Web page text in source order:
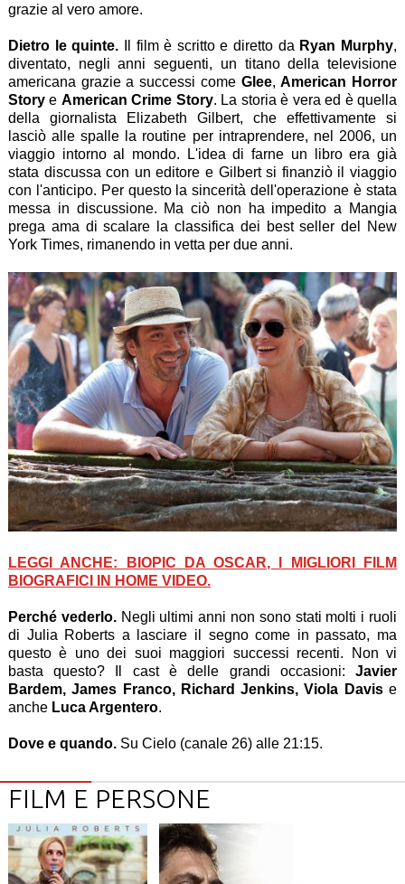
grazie al vero amore.
Dietro le quinte. Il film è scritto e diretto da Ryan Murphy,
diventato, negli anni seguenti, un titano della televisione
americana grazie a successi come Glee,American Horror
Storye American Crime Story. La storia è vera ed è quella
della giornalista Elizabeth Gilbert, che effettivamente si
lasciò alle spalle la routine per intraprendere, nel 2006, un
viaggio intorno al mondo. L'idea di farne un libro era già
stata discussa con un editore e Gilbert si finanziò il viaggio
con l'anticipo. Per questo la sincerità dell'operazione è stata
messa in discussione. Ma ciò non ha impedito a Mangia
prega ama di scalare la classifica dei best seller del New
York Times, rimanendo in vetta per due anni.
LEGGI ANCHE: BIOPIC DA OSCAR, I MIGLIORI FILM
BIOGRAFICI IN HOME VIDEO.
Perché vederlo.Negli ultimi anni non sono stati molti i ruoli
di Julia Roberts a lasciare il segno come in passato, ma
questo è uno dei suoi maggiori successi recenti. Non vi
basta questo? Il cast è delle grandi occasioni:Javier
Bardem, James Franco, Richard Jenkins, Viola Davise
anche Luca Argentero.
Dove e quando.Su Cielo (canale 26) alle 21:15.
FILM E PERSONE